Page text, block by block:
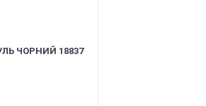
ЧОРНИЙ 18837